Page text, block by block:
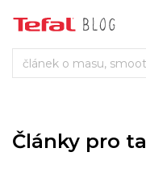
Články pro